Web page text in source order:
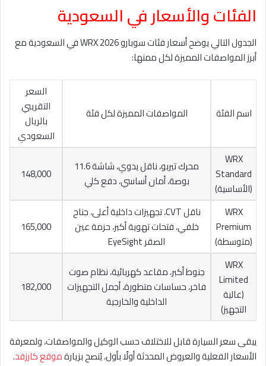
الفئات والأسعار في السعودية
الجدول التالي يوضح أسعار فئات سوبارو WRX 2026 في السعودية مع
أبرز المواصفات المميزة لكل ممنها:
اسم الفئة المواصفات المميزة لكل فئة
السعر
التقريبي
بالريال
السعودي
WRX
Standard
(الأساسية)
محرك تيربو، ناقل يدوي، شاشة 11.6
بوصة، أمان أساسي، دفع كلي
148,000
WRX
Premium
(متوسطة)
ناقل CVT، تجهيزات داخلية أعلى، جناح
خلفي، فتحات تهوية أكبر، حزمة عين
الصقر EyeSight
165,000
WRX
Limited
(عالية
التجهيز)
جنوط أكبر، مقاعد كهربائية، نظام صوت
فاخر، حساسات متطورة، أجمل التجهيزات
الداخلية والخارجية
182,000
يبقى سعر السيارة قابل للاختلاف حسب الوكيل والمواصفات، ولمعرفة
الأسعار الفعلية والعروض المحدثة أولًا بأول، يُنصح بزيارةموقع كارزفد.